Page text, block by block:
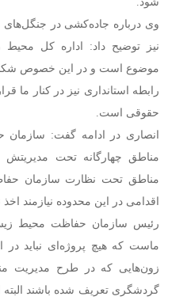
وی درباره جاده‌کشی در
نیز توضیح داد: اداره کل محیط
موضوع است و در این خصوص
رابطه استانداری نیز در کنار ما
حقوقی است.
انصاری در ادامه گفت:
مناطق چهارگانه تحت مدیریتش
مناطق تحت نظارت سازمان
اقدامی در این محدوده نیازمند
رئیس سازمان حفاظت محیط
ماست که هیچ پروژه‌ای نباید در
زون‌هایی که در طرح مدیریت
گردشگری تعریف شده باشند البته